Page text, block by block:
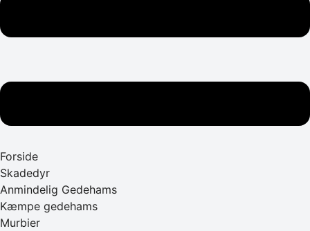
Forside
Skadedyr
Anmindelig Gedehams
Kæmpe gedehams
Murbier